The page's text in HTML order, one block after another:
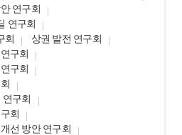
연구회
연구회
회
상권 발전 연구회
구회
구회
구회
회
선 방안 연구회